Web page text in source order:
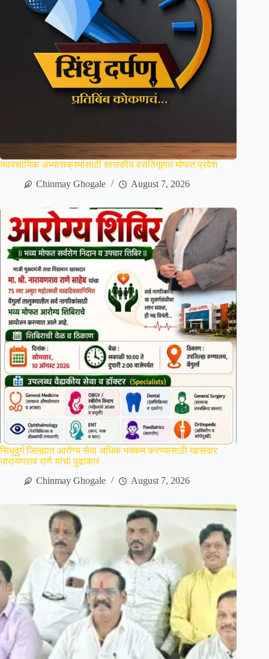
व्यावसायिक अभ्यासक्रमांसाठी शासकीय वसतिगृहात मोफत प्रवेश
Chinmay Ghogale
August 7, 2026
सिंधुदुर्ग जिल्ह्यात आरोग्य सेवा अधिक भक्कम करण्यासाठी खासदार
नारायणराव राणे यांचा पुढाकार
Chinmay Ghogale
August 7, 2026